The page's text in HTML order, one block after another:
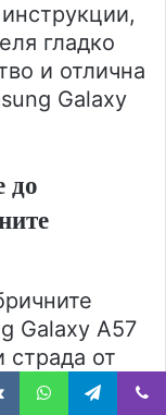
гладко
и отлична
Galaxy
до
Galaxy A57
страда от